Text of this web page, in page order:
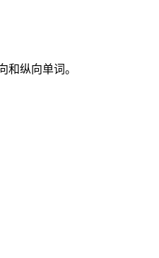
和纵向单词。